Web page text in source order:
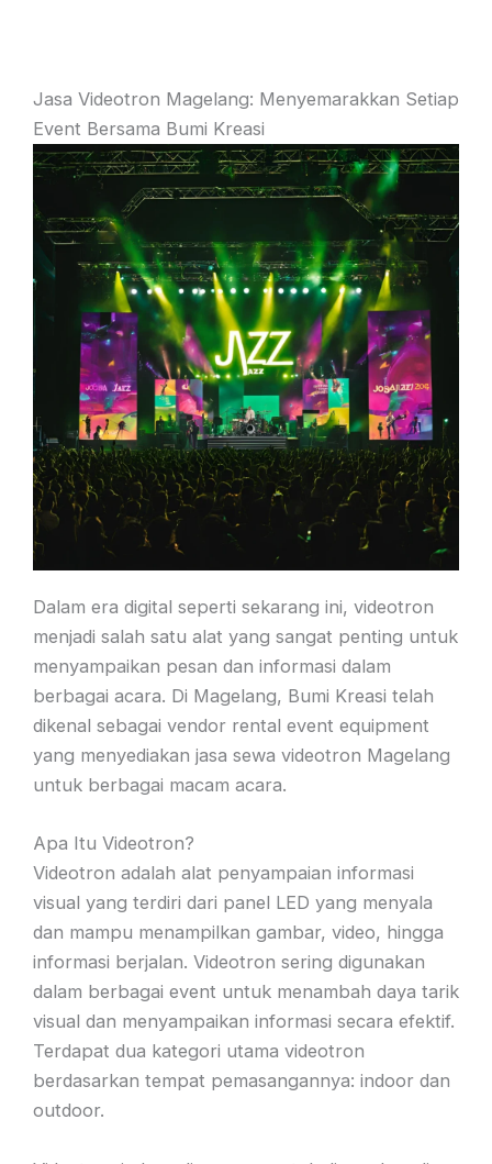
Jasa Videotron Magelang: Menyemarakkan Setiap
Event Bersama Bumi Kreasi
Dalam era digital seperti sekarang ini, videotron
menjadi salah satu alat yang sangat penting untuk
menyampaikan pesan dan informasi dalam
berbagai acara. Di Magelang, Bumi Kreasi telah
dikenal sebagai vendor rental event equipment
yang menyediakan jasa sewa videotron Magelang
untuk berbagai macam acara.
Apa Itu Videotron?
Videotron adalah alat penyampaian informasi
visual yang terdiri dari panel LED yang menyala
dan mampu menampilkan gambar, video, hingga
informasi berjalan. Videotron sering digunakan
dalam berbagai event untuk menambah daya tarik
visual dan menyampaikan informasi secara efektif.
Terdapat dua kategori utama videotron
berdasarkan tempat pemasangannya: indoor dan
outdoor.